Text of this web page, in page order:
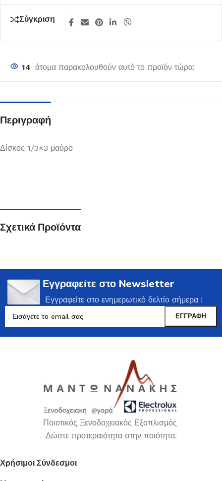
Σύγκριση
14 άτομα παρακολουθούν αυτό το προϊόν τώρα!
Περιγραφή
Δίσκος 1/3×3 μαύρο
Σχετικά Προϊόντα
Εγγραφείτε στο Newsletter
Εγγραφείτε στο ενημερωτικό δελτίο σήμερα !
Ποιοτικός Ξενοδοχειακός Εξοπλισμός
Δώστε προτεραιότητα στην ποιότητα.
Χρήσιμοι Σύνδεσμοι